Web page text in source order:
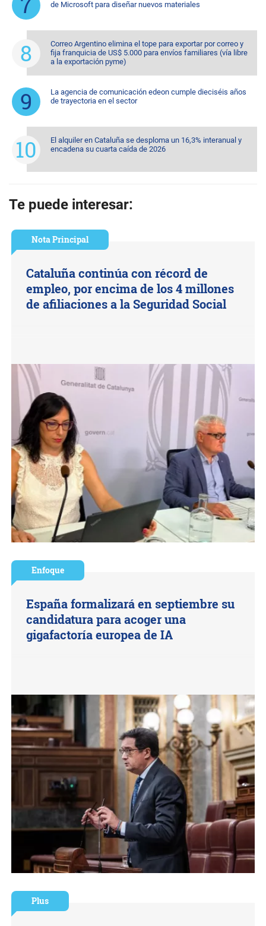
de Microsoft para diseñar nuevos materiales
Correo Argentino elimina el tope para exportar por correo y
fija franquicia de US$ 5.000 para envíos familiares (vía libre
a la exportación pyme)
La agencia de comunicación edeon cumple dieciséis años
de trayectoria en el sector
El alquiler en Cataluña se desploma un 16,3% interanual y
encadena su cuarta caída de 2026
Te puede interesar:
Nota Principal
Cataluña continúa con récord de
empleo, por encima de los 4 millones
de afiliaciones a la Seguridad Social
Enfoque
España formalizará en septiembre su
candidatura para acoger una
gigafactoría europea de IA
Plus